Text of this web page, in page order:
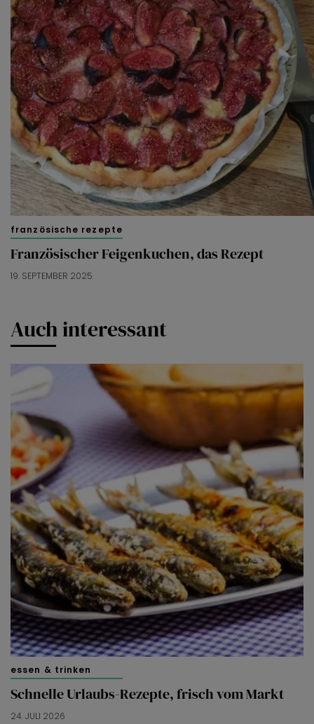
französische rezepte
Französischer Feigenkuchen, das Rezept
19. SEPTEMBER 2025
Auch interessant
essen & trinken
Schnelle Urlaubs-Rezepte, frisch vom Markt
24. JULI 2026